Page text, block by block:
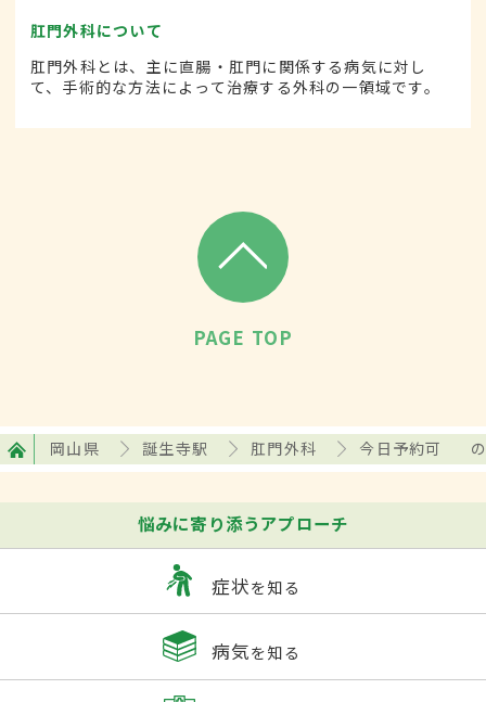
肛門外科について
肛門外科とは、主に直腸・肛門に関係する病気に対し
て、手術的な方法によって治療する外科の一領域です。
PAGE TOP
岡山県 誕生寺駅 肛門外科 今日予約可
悩みに寄り添うアプローチ
症状を知る
病気を知る